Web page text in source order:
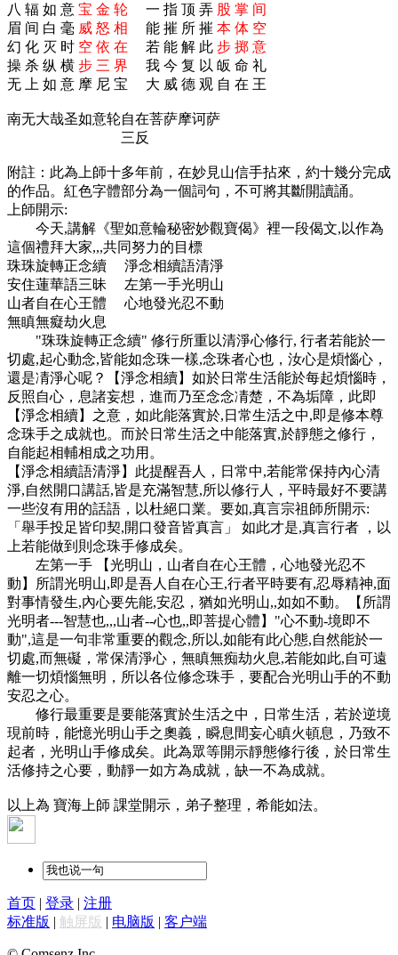
八 辐 如 意 宝 金 轮 一 指 顶 弄 股 掌 间
眉 间 白 毫 威 怒 相 能 摧 所 摧 本 体 空
幻 化 灭 时 空 依 在 若 能 解 此 步 掷 意
操 杀 纵 横 步 三 界
我 今 复 以 皈 命 礼
无 上 如 意 摩 尼 宝 大 威 德 观 自 在 王
南无大哉圣如意轮自在菩萨摩诃萨
三反
附註：此為上師十多年前，在妙見山信手拈來，約十幾分完成
的作品。紅色字體部分為一個詞句，不可將其斷開讀誦。
上師開示:
今天,講解《聖如意輪秘密妙觀寶偈》裡一段偈文,以作為
這個禮拜大家,,,共同努力的目標
珠珠旋轉正念續 淨念相續語清淨
安住蓮華語三昧 左第一手光明山
山者自在心王體 心地發光忍不動
無瞋無癡劫火息
"珠珠旋轉正念續" 修行所重以清淨心修行, 行者若能於一
切處,起心動念,皆能如念珠一樣,念珠者心也，汝心是煩惱心，
還是凊淨心呢？【淨念相續】如於日常生活能於每起煩惱時，
反照自心，息諸妄想，進而乃至念念凊楚，不為垢障，此即
【淨念相續】之意，如此能落實於,日常生活之中,即是修本尊
念珠手之成就也。而於日常生活之中能落實,於靜態之修行，
自能起相輔相成之功用。
【淨念相續語清淨】此提醒吾人，日常中,若能常保持內心清
淨,自然開口講話,皆是充滿智慧,所以修行人，平時最好不要講
一些沒有用的話語，以杜絕口業。要如,真言宗祖師所開示:
「舉手投足皆印契,開口發音皆真言」 如此才是,真言行者 ，以
上若能做到則念珠手修成矣。
左第一手 【光明山，山者自在心王體，心地發光忍不
動】所謂光明山,即是吾人自在心王,行者平時要有,忍辱精神,面
對事情發生,內心要先能,安忍，猶如光明山,,如如不動。【所謂
光明者---智慧也,,,山者--心也,,即菩提心體】"心不動-境即不
動",這是一句非常重要的觀念,所以,如能有此心態,自然能於一
切處,而無礙，常保清淨心，無瞋無痴劫火息,若能如此,自可遠
離一切煩惱無明，所以各位修念珠手，要配合光明山手的不動
安忍之心。
修行最重要是要能落實於生活之中，日常生活，若於逆境
現前時，能憶光明山手之奧義，瞬息間妄心瞋火頓息，乃致不
起者，光明山手修成矣。此為眾等開示靜態修行後，於日常生
活修持之心要，動靜一如方為成就，缺一不為成就。
以上為 寶海上師 課堂開示，弟子整理，希能如法。
首页 | 登录 | 注册
标准版 | 触屏版 | 电脑版 | 客户端